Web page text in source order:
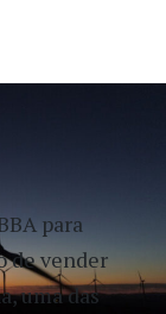
para
de vender
uma das